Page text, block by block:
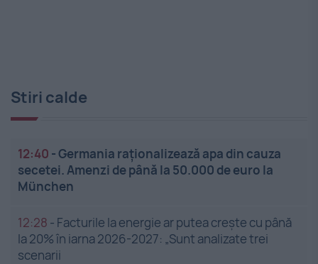
Stiri calde
12:40 -Germania raționalizează apa din cauza
secetei. Amenzi de până la 50.000 de euro la
München
12:28 - Facturile la energie ar putea crește cu până
la 20% în iarna 2026-2027: „Sunt analizate trei
scenarii